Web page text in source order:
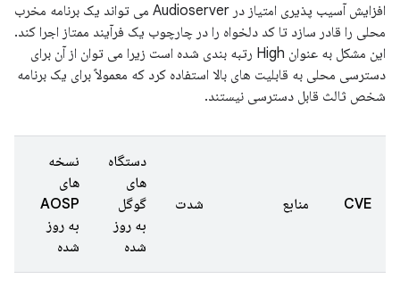
افزایش آسیب پذیری امتیاز در Audioserver می تواند یک برنامه مخرب
محلی را قادر سازد تا کد دلخواه را در چارچوب یک فرآیند ممتاز اجرا کند.
این مشکل به عنوان High رتبه بندی شده است زیرا می توان از آن برای
دسترسی محلی به قابلیت های بالا استفاده کرد که معمولاً برای یک برنامه
شخص ثالث قابل دسترسی نیستند.
CVE منابع شدت
دستگاه
های
گوگل
به روز
شده
نسخه
های
AOSP
به روز
شده